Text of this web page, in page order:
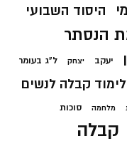
היסוד השבועי
הנסתר
יעקב יצחק ל"ג בעומר
לימוד קבלה לנשים
מלחמה סוכות
קבלה